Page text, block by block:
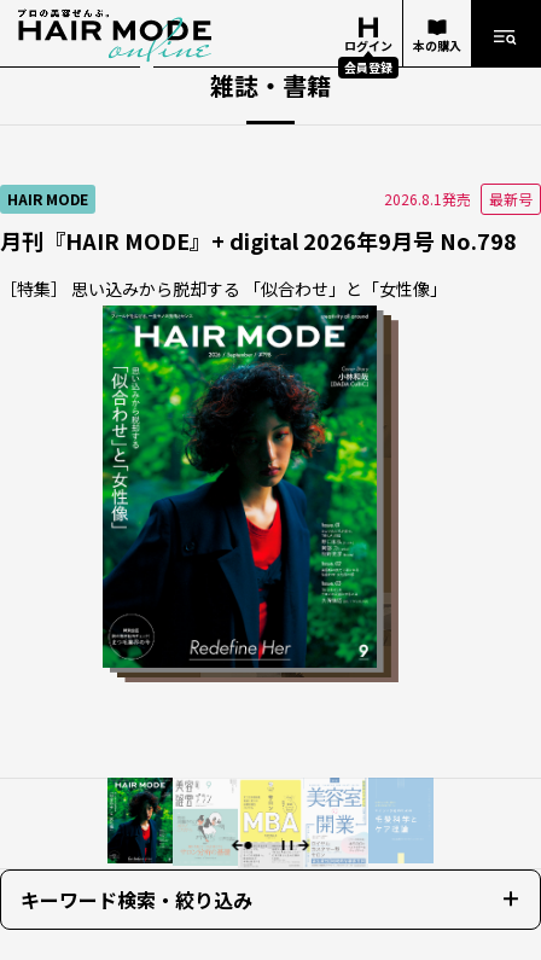
ログイン
会員登録
本の購入
雑誌・書籍
書籍 2026.3.25発売
HAIR MODE 2026.8.1発売 最新号
月刊『HAIR MODE』+ digital 2026年9月号 No.798
［特集］ 思い込みから脱却する 「似合わせ」と「女性像」
美容の経営プラン 2026.8.1発売 最新号
書籍 2026.5.25発売
書籍 2026.4.25発売
書籍 2026.3.25発売
HAIR MODE 2026.8.1発売 最新号
キーワード検索・絞り込み